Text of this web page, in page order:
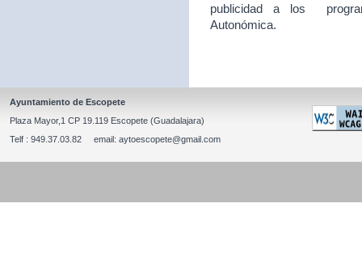
publicidad a los
Autonómica.
Ayuntamiento de Escopete
Plaza Mayor,1 CP 19.119 Escopete (Guadalajara)
Telf : 949.37.03.82 email: aytoescopete@gmail.com